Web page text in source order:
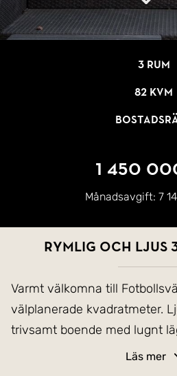
3 rum
82 kvm
1 450
Månadsavgift: 7
Rymlig och ljus
Varmt välkomna till
välplanerade kvadratmeter.
trivsamt boende med lugnt
Läs mer